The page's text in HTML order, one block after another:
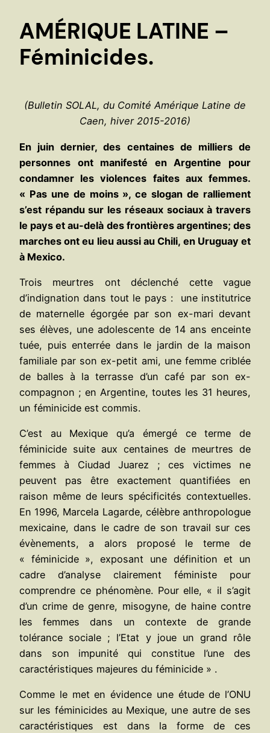
c
AMÉRIQUE LATINE –
Féminicides.
(Bulletin SOLAL, du Comité Amérique Latine de
Caen, hiver 2015-2016)
En juin dernier, des centaines de milliers de
personnes ont manifesté en Argentine pour
condamner les violences faites aux femmes.
« Pas une de moins », ce slogan de ralliement
s’est répandu sur les réseaux sociaux à travers
le pays et au-delà des frontières argentines; des
marches ont eu lieu aussi au Chili, en Uruguay et
à Mexico.
Trois meurtres ont déclenché cette vague
d’indignation dans tout le pays : une institutrice
de maternelle égorgée par son ex-mari devant
ses élèves, une adolescente de 14 ans enceinte
tuée, puis enterrée dans le jardin de la maison
familiale par son ex-petit ami, une femme criblée
de balles à la terrasse d’un café par son ex-
compagnon ; en Argentine, toutes les 31 heures,
un féminicide est commis.
C’est au Mexique qu’a émergé ce terme de
féminicide suite aux centaines de meurtres de
femmes à Ciudad Juarez ; ces victimes ne
peuvent pas être exactement quantifiées en
raison même de leurs spécificités contextuelles.
En 1996, Marcela Lagarde, célèbre anthropologue
mexicaine, dans le cadre de son travail sur ces
évènements, a alors proposé le terme de
« féminicide », exposant une définition et un
cadre d’analyse clairement féministe pour
comprendre ce phénomène. Pour elle, « il s’agit
d’un crime de genre, misogyne, de haine contre
les femmes dans un contexte de grande
tolérance sociale ; l’Etat y joue un grand rôle
dans son impunité qui constitue l’une des
caractéristiques majeures du féminicide » .
Comme le met en évidence une étude de l’ONU
sur les féminicides au Mexique, une autre de ses
caractéristiques est dans la forme de ces